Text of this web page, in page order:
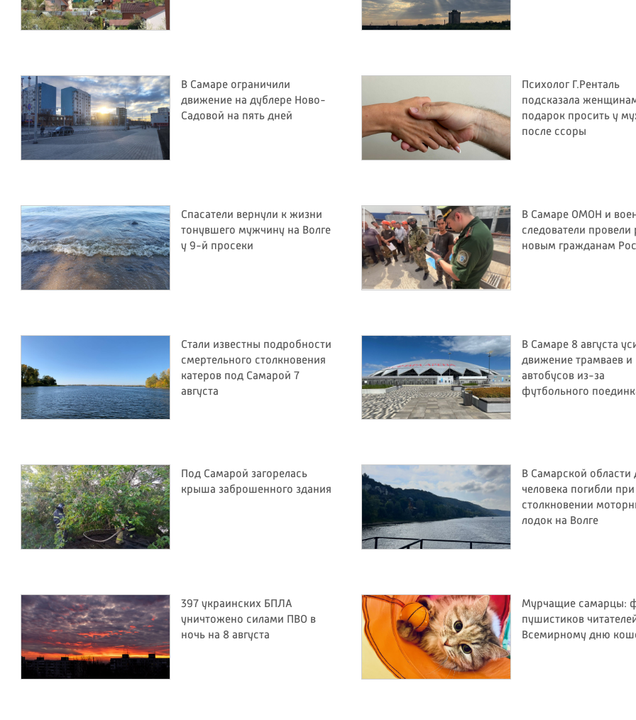
В Самаре ограничили
движение на дублере Ново-
Садовой на пять дней
Психолог Г.Ренталь
подсказала
подарок просить у
после ссоры
Спасатели вернули к жизни
тонувшего мужчину на Волге
у 9-й просеки
В Самаре ОМОН и
следователи провели
новым гражданам
Стали известны подробности
смертельного столкновения
катеров под Самарой 7
августа
В Самаре 8 августа
движение трамваев и
автобусов из-за
футбольного
Под Самарой загорелась
крыша заброшенного здания
В Самарской области
человека погибли при
столкновении
лодок на Волге
397 украинских БПЛА
уничтожено силами ПВО в
ночь на 8 августа
Мурчащие самарцы:
пушистиков
Всемирному дню